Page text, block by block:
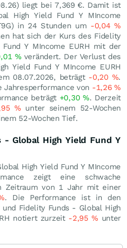
) liegt bei 7,369 €. Damit ist
High Yield Fund Y MIncome
in 24 Stunden um -0,04%
hat sich der Kurs des Fidelity
Y MIncome EURH mit der
%verändert. Der Verlust des
Yield Fund Y MIncome EURH
08.07.2026, beträgt -0,20 %.
Jahresperformance von -1,26%
beträgt +0,30 %. Derzeit
%unter seinem 52-Wochen
52-Wochen Tief.
- Global High Yield Fund Y
High Yield Fund Y MIncome
zeigt eine schwache
Zeitraum von 1 Jahr mit einer
. Die Performance ist in den
Fidelity Funds - Global High
notiert zurzeit -2,95%unter